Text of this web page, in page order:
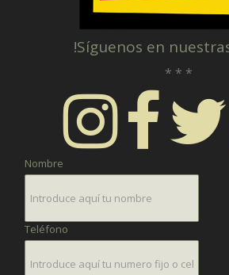
!Síguenos en
* * *
Nombre
Teléfono